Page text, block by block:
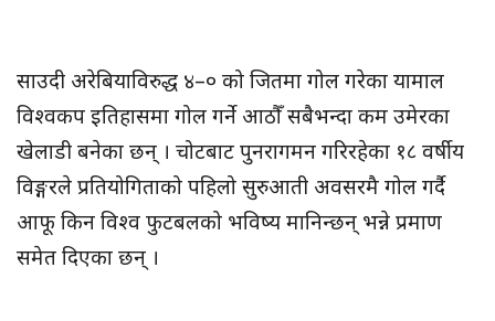
साउदी अरेबियाविरुद्ध ४–० को जितमा गोल गरेका यामाल
विश्वकप इतिहासमा गोल गर्ने आठौँ सबैभन्दा कम उमेरका
खेलाडी बनेका छन् । चोटबाट पुनरागमन गरिरहेका १८ वर्षीय
विङ्गरले प्रतियोगिताको पहिलो सुरुआती अवसरमै गोल गर्दै
आफू किन विश्व फुटबलको भविष्य मानिन्छन् भन्ने प्रमाण
समेत दिएका छन् ।